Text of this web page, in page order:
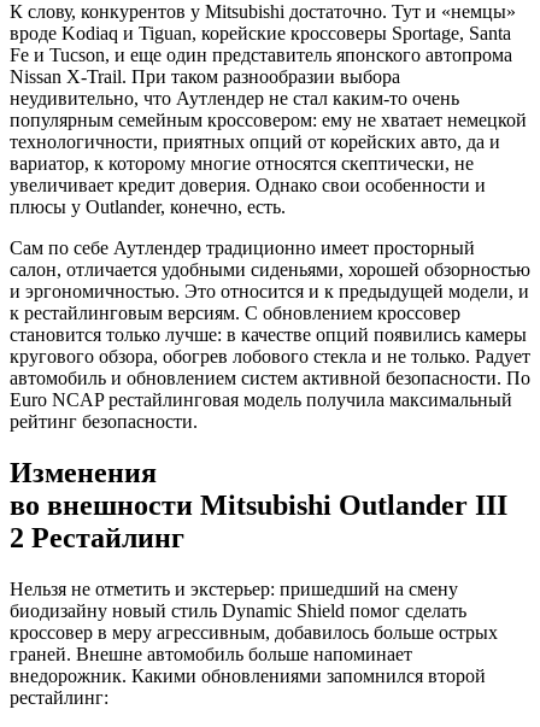
К слову, конкурентов у Mitsubishi достаточно. Тут и «немцы»
вроде Kodiaq и Tiguan, корейские кроссоверы Sportage, Santa
Fe и Tucson, и еще один представитель японского автопрома
Nissan X-Trail. При таком разнообразии выбора
неудивительно, что Аутлендер не стал каким-то очень
популярным семейным кроссовером: ему не хватает немецкой
технологичности, приятных опций от корейских авто, да и
вариатор, к которому многие относятся скептически, не
увеличивает кредит доверия. Однако свои особенности и
плюсы у Outlander, конечно, есть.
Сам по себе Аутлендер традиционно имеет просторный
салон, отличается удобными сиденьями, хорошей обзорностью
и эргономичностью. Это относится и к предыдущей модели, и
к рестайлинговым версиям. С обновлением кроссовер
становится только лучше: в качестве опций появились камеры
кругового обзора, обогрев лобового стекла и не только. Радует
автомобиль и обновлением систем активной безопасности. По
Euro NCAP рестайлинговая модель получила максимальный
рейтинг безопасности.
Изменения
во внешности Mitsubishi Outlander III
2 Рестайлинг
Нельзя не отметить и экстерьер: пришедший на смену
биодизайну новый стиль Dynamic Shield помог сделать
кроссовер в меру агрессивным, добавилось больше острых
граней. Внешне автомобиль больше напоминает
внедорожник. Какими обновлениями запомнился второй
рестайлинг: